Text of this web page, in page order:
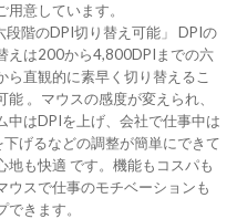
用意しています。
段階のDPI切り替え可能」 DPIの
えは200から4,800DPIまでの六
ら直観的に素早く切り替えるこ
能 。マウスの感度が変えられ、
中はDPIを上げ、会社で仕事中は
下げるなどの調整が簡単にできて
地も快適 です。機能もコスパも
ウスで仕事のモチベーションも
できます。